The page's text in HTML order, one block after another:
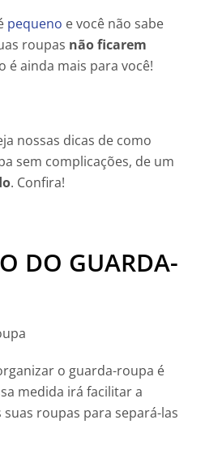
pequeno e você não sabe
roupas não ficarem
é ainda mais para você!
nossas dicas de como
sem complicações, de um
. Confira!
DO GUARDA-
o guarda-roupa é
medida irá facilitar a
roupas para separá-las